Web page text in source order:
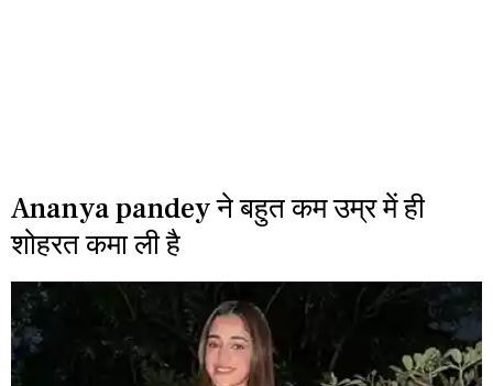
Ananya pandey ने बहुत कम उम्र में ही
शोहरत कमा ली है